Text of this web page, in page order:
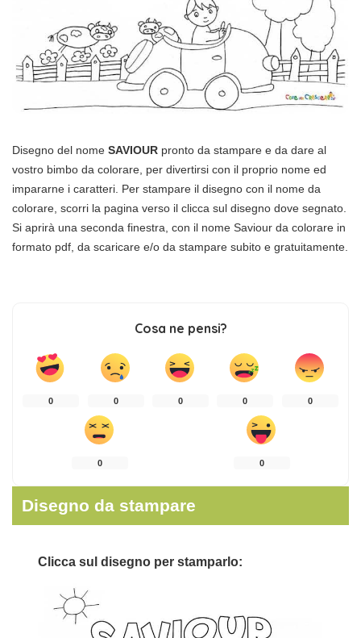
Disegno del nome SAVIOUR pronto da stampare e da dare al
vostro bimbo da colorare, per divertirsi con il proprio nome ed
impararne i caratteri. Per stampare il disegno con il nome da
colorare, scorri la pagina verso il clicca sul disegno dove segnato.
Si aprirà una seconda finestra, con il nome Saviour da colorare in
formato pdf, da scaricare e/o da stampare subito e gratuitamente.
Cosa ne pensi?
0 0 0 0 0
0 0
Disegno da stampare
Clicca sul disegno per stamparlo: